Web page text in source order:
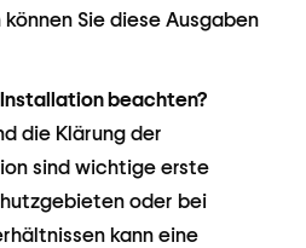
Sie diese Ausgaben
beachten?
die Klärung der
sind wichtige erste
oder bei
kann eine